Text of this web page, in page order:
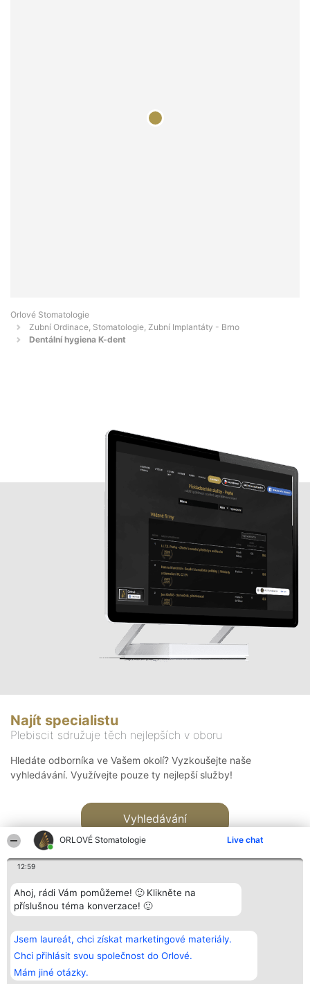
ORLOVÉ Stomatologie Live chat
12:59
Ahoj, rádi Vám pomůžeme! 🙂 Klikněte na
příslušnou téma konverzace! 🙂
Jsem laureát, chci získat marketingové materiály.
Chci přihlásit svou společnost do Orlové.
Mám jiné otázky.
Orlové Stomatologie
Zubní Ordinace, Stomatologie, Zubní Implantáty - Brno
Dentální hygiena K-dent
Najít specialistu
Plebiscit sdružuje těch nejlepších v oboru
Hledáte odborníka ve Vašem okolí? Vyzkoušejte naše
vyhledávání. Využívejte pouze ty nejlepší služby!
Vyhledávání
Bright Side Solutions sp. z o.
o. sp. k.
ul. Ruska 22
Wrocław 50-079
KRS 0000749100 | Regon
381313360 | NIP 8943132676
Vítězové
Seznam všech
laureátů
Zásady
Zásady
Kontakt